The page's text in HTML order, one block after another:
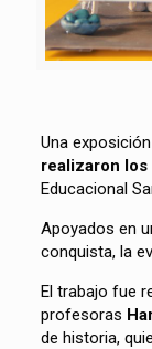
Una
realizaron los
Educacional
Apoyados en
conquista, la
El trabajo fue
profesoras
de historia,